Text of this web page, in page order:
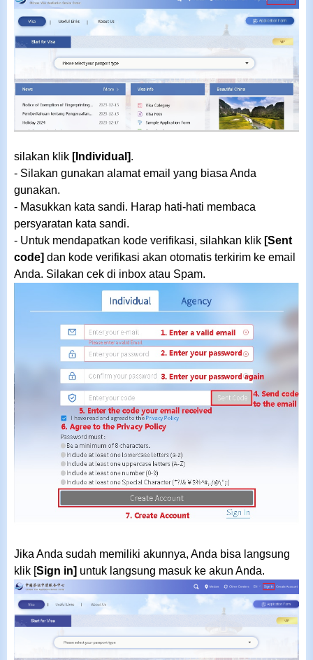
silakan klik [Individual].
- Silakan gunakan alamat email yang biasa Anda
gunakan.
- Masukkan kata sandi. Harap hati-hati membaca
persyaratan kata sandi.
- Untuk mendapatkan kode verifikasi, silahkan klik [Sent
code] dan kode verifikasi akan otomatis terkirim ke email
Anda. Silakan cek di inbox atau Spam.
Jika Anda sudah memiliki akunnya, Anda bisa langsung
klik [Sign in] untuk langsung masuk ke akun Anda.